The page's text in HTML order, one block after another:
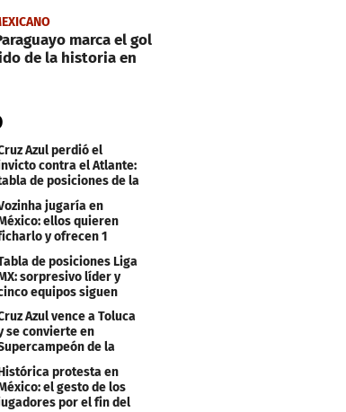
marca el gol
de la historia en
Azul perdió el
contra el Atlante:
de posiciones de la
Liga MX
jugaría en
ellos quieren
y ofrecen 1
millón de dólares
de posiciones Liga
sorpresivo líder y
equipos siguen
Azul vence a Toluca
se convierte en
de la
Liga mexicana
protesta en
el gesto de los
por el fin del